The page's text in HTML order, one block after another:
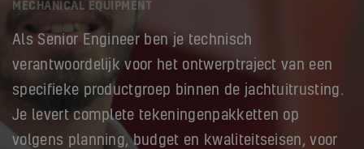
MECHANICAL EQUIPMENT
Als Senior Engineer ben je technisch
verantwoordelijk voor het ontwerptraject van een
specifieke productgroep binnen de jachtuitrusting.
Je levert complete tekeningenpakketten op
volgens planning, budget en kwaliteitseisen, voor